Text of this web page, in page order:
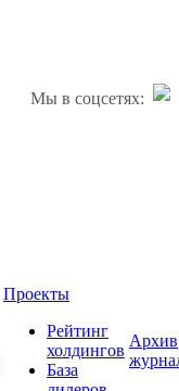
Мы в соцсетях:
Проекты
Рейтинг
холдингов
База
Архив